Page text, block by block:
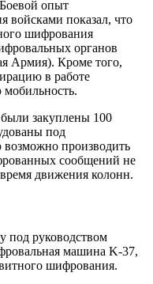
опыт
войсками показал, что
шифрования
органов
Армия). Кроме того,
в работе
закуплены 100
под
производить
сообщений не
движения колонн.
под руководством
машина K-37,
шифрования.